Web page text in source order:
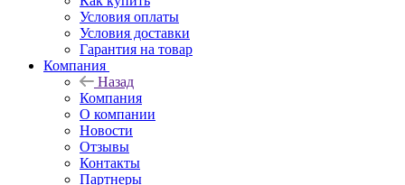
Условия оплаты
Условия доставки
Гарантия на товар
Компания
Назад
Компания
О компании
Новости
Отзывы
Контакты
Партнеры